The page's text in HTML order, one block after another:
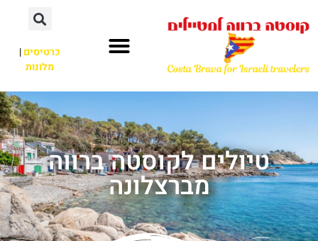
כרטיסים|
מלונות
טיולים לקוסטה ברווה
מברצלונה